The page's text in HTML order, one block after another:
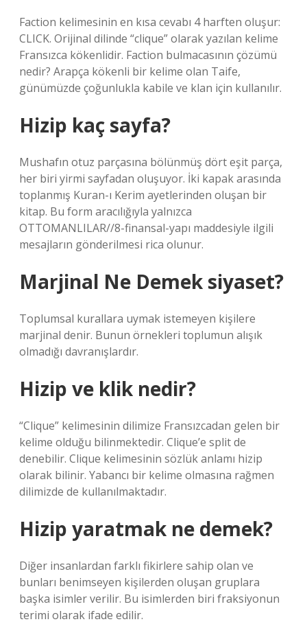
Faction kelimesinin en kısa cevabı 4 harften oluşur:
CLICK. Orijinal dilinde “clique” olarak yazılan kelime
Fransızca kökenlidir. Faction bulmacasının çözümü
nedir? Arapça kökenli bir kelime olan Taife,
günümüzde çoğunlukla kabile ve klan için kullanılır.
Hizip kaç sayfa?
Mushafın otuz parçasına bölünmüş dört eşit parça,
her biri yirmi sayfadan oluşuyor. İki kapak arasında
toplanmış Kuran-ı Kerim ayetlerinden oluşan bir
kitap. Bu form aracılığıyla yalnızca
OTTOMANLILAR//8-finansal-yapı maddesiyle ilgili
mesajların gönderilmesi rica olunur.
Marjinal Ne Demek siyaset?
Toplumsal kurallara uymak istemeyen kişilere
marjinal denir. Bunun örnekleri toplumun alışık
olmadığı davranışlardır.
Hizip ve klik nedir?
“Clique” kelimesinin dilimize Fransızcadan gelen bir
kelime olduğu bilinmektedir. Clique’e split de
denebilir. Clique kelimesinin sözlük anlamı hizip
olarak bilinir. Yabancı bir kelime olmasına rağmen
dilimizde de kullanılmaktadır.
Hizip yaratmak ne demek?
Diğer insanlardan farklı fikirlere sahip olan ve
bunları benimseyen kişilerden oluşan gruplara
başka isimler verilir. Bu isimlerden biri fraksiyonun
terimi olarak ifade edilir.